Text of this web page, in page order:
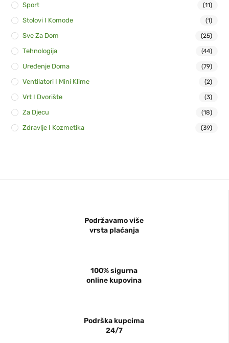
Sport (11)
Stolovi I Komode (1)
Sve Za Dom (25)
Tehnologija (44)
Uređenje Doma (79)
Ventilatori I Mini Klime (2)
Vrt I Dvorište (3)
Za Djecu (18)
Zdravlje I Kozmetika (39)
Podržavamo više
vrsta plaćanja
100% sigurna
online kupovina
Podrška kupcima
24/7